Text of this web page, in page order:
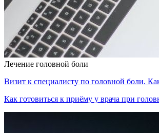
Лечение головной боли
Визит к специалисту по головной боли.
Как готовиться к приёму у врача при